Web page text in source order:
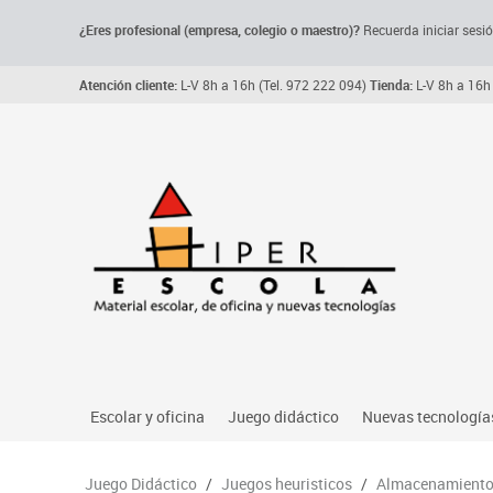
¿Eres profesional (empresa, colegio o maestro)? Recuerda iniciar
Atención cliente: L-V 8h a 16h (Tel. 972 222 094)Tienda: L-V 8h a
Escolar y oficina
Archivo, carpetas y clasificadores
Juego didáctico
Primeras edades
Nuevas
Audio
Juego Didáctico / Juegos heuristicos /